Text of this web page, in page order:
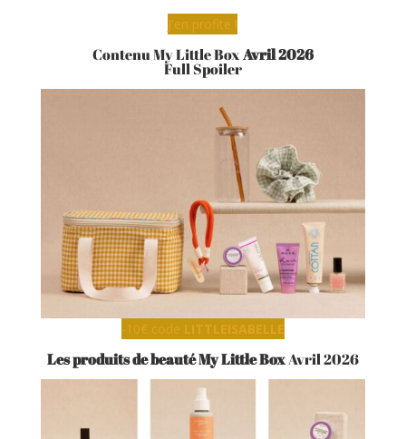
J'en profite !
Contenu My Little BoxAvril 2026
Full Spoiler
-10€ code LITTLEISABELLE
Les produits de beauté My Little BoxAvril 2026